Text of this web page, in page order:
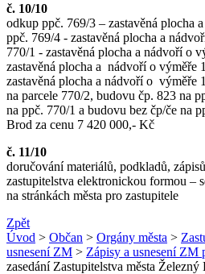
č. 10/10
odkup ppč. 769/3 – zastavěná plocha
ppč. 769/4 - zastavěná plocha a
770/1 - zastavěná plocha a nádvoří o
zastavěná plocha a nádvoří o výměře
zastavěná plocha a nádvoří o výměře
na parcele 770/2, budovu čp. 823 na
na ppč. 770/1 a budovu bez čp/če na
Brod za cenu 7 420 000,- Kč
č. 11/10
doručování materiálů, podkladů,
zastupitelstva elektronickou formou –
na stránkách města pro zastupitele
Zpět
Úvod > Občan > Orgány města >
usnesení ZM > Zápisy a usnesení ZM
zasedání Zastupitelstva města Železný